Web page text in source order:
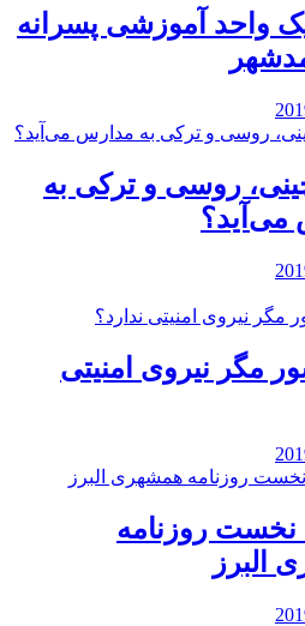
یک واحد آموزشی پسرانه
روسی و ترکی به
می‌آید؟
مگر نیروی امنیتی
روزنامه‌
البرز